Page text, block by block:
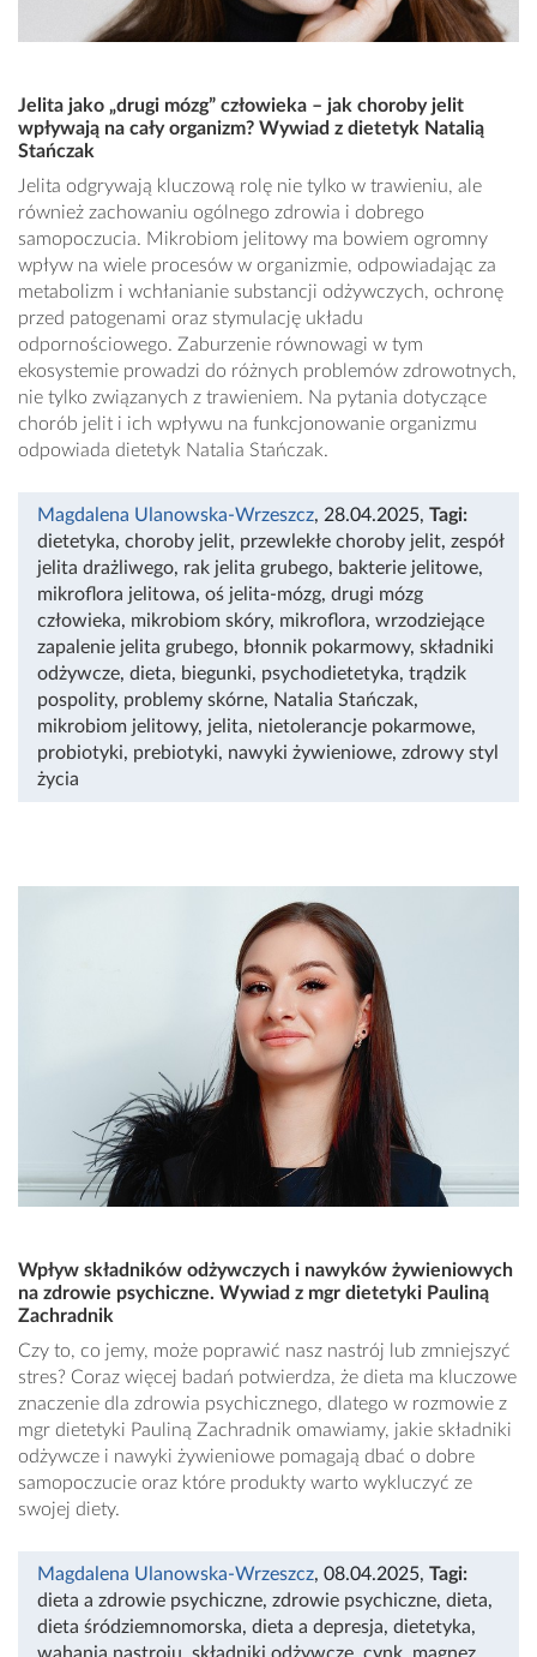
Jelita jako „drugi mózg” człowieka – jak choroby jelit
wpływają na cały organizm? Wywiad z dietetyk Natalią
Stańczak
Jelita odgrywają kluczową rolę nie tylko w trawieniu, ale
również zachowaniu ogólnego zdrowia i dobrego
samopoczucia. Mikrobiom jelitowy ma bowiem ogromny
wpływ na wiele procesów w organizmie, odpowiadając za
metabolizm i wchłanianie substancji odżywczych, ochronę
przed patogenami oraz stymulację układu
odpornościowego. Zaburzenie równowagi w tym
ekosystemie prowadzi do różnych problemów zdrowotnych,
nie tylko związanych z trawieniem. Na pytania dotyczące
chorób jelit i ich wpływu na funkcjonowanie organizmu
odpowiada dietetyk Natalia Stańczak.
Magdalena Ulanowska-Wrzeszcz, 28.04.2025, Tagi:
dietetyka, choroby jelit, przewlekłe choroby jelit, zespół
jelita drażliwego, rak jelita grubego, bakterie jelitowe,
mikroflora jelitowa, oś jelita-mózg, drugi mózg
człowieka, mikrobiom skóry, mikroflora, wrzodziejące
zapalenie jelita grubego, błonnik pokarmowy, składniki
odżywcze, dieta, biegunki, psychodietetyka, trądzik
pospolity, problemy skórne, Natalia Stańczak,
mikrobiom jelitowy, jelita, nietolerancje pokarmowe,
probiotyki, prebiotyki, nawyki żywieniowe, zdrowy styl
życia
Wpływ składników odżywczych i nawyków żywieniowych
na zdrowie psychiczne. Wywiad z mgr dietetyki Pauliną
Zachradnik
Czy to, co jemy, może poprawić nasz nastrój lub zmniejszyć
stres? Coraz więcej badań potwierdza, że dieta ma kluczowe
znaczenie dla zdrowia psychicznego, dlatego w rozmowie z
mgr dietetyki Pauliną Zachradnik omawiamy, jakie składniki
odżywcze i nawyki żywieniowe pomagają dbać o dobre
samopoczucie oraz które produkty warto wykluczyć ze
swojej diety.
Magdalena Ulanowska-Wrzeszcz, 08.04.2025, Tagi:
dieta a zdrowie psychiczne, zdrowie psychiczne, dieta,
dieta śródziemnomorska, dieta a depresja, dietetyka,
wahania nastroju składniki odżywcze cynk magnez